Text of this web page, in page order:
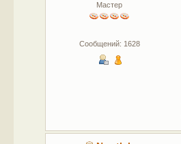
Мастер
Сообщений: 1628